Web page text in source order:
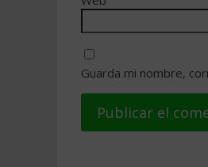
Guarda mi nombre,